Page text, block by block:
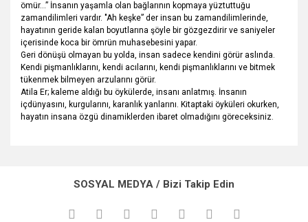
ömür…” İnsanın yaşamla olan bağlarının kopmaya yüztuttuğu
zamandilimleri vardır. "Ah keşke” der insan bu zamandilimlerinde,
hayatının geride kalan boyutlarına şöyle bir gözgezdirir ve saniyeler
içerisinde koca bir ömrün muhasebesini yapar.
Geri dönüşü olmayan bu yolda, insan sadece kendini görür aslında.
Kendi pişmanlıklarını, kendi acılarını, kendi pişmanlıklarını ve bitmek
tükenmek bilmeyen arzularını görür.
Atila Er; kaleme aldığı bu öykülerde, insanı anlatmış. İnsanın
içdünyasını, kurgularını, karanlık yanlarını. Kitaptaki öyküleri okurken,
hayatın insana özgü dinamiklerden ibaret olmadığını göreceksiniz.
kullanarak tarafımıza iletebilirsiniz.
Görüş ve önerileriniz için teşekkür ederiz.
SOSYAL MEDYA / Bizi Takip Edin